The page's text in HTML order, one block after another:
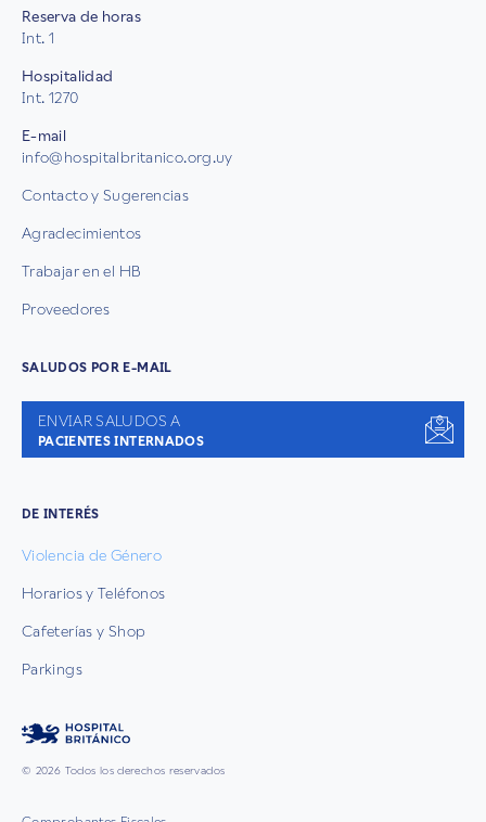
Reserva de horas
Int. 1
Hospitalidad
Int. 1270
E-mail
info@hospitalbritanico.org.uy
Contacto y Sugerencias
Agradecimientos
Trabajar en el HB
Proveedores
SALUDOS POR E-MAIL
ENVIAR SALUDOS A
PACIENTES INTERNADOS
DE INTERÉS
Violencia de Género
Horarios y Teléfonos
Cafeterías y Shop
Parkings
© 2026 Todos los derechos reservados